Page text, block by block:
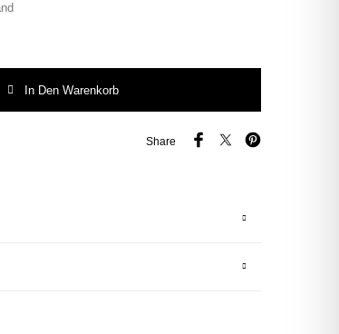
In Den Warenkorb
Share